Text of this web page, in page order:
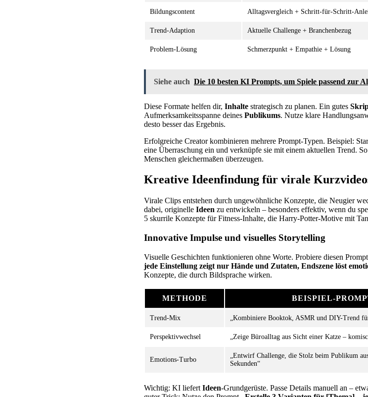
Bildungscontent Alltagsvergleich + Schritt-für-Schritt-
Trend-Adaption Aktuelle Challenge + Branchenbezug
Problem-Lösung Schmerzpunkt + Empathie + Lösung
Siehe auch Die 10 besten KI Prompts, um Spiele passend zur
Diese Formate helfen dir, Inhalte strategisch zu planen. Ein gutes
Aufmerksamkeitsspanne deines Publikums. Nutze klare
desto besser das Ergebnis.
Erfolgreiche Creator kombinieren mehrere Prompt-Typen. Beispiel:
eine Überraschung ein und verknüpfe sie mit einem aktuellen Trend. So
Menschen gleichermaßen überzeugen.
Kreative Ideenfindung für virale
Virale Clips entstehen durch ungewöhnliche Konzepte, die Neugier
dabei, originelle Ideen zu entwickeln – besonders effektiv, wenn du
5 skurrile Konzepte für Fitness-Inhalte, die Harry-Potter-Motive mit
Innovative Impulse und visuelles Storytelling
Visuelle Geschichten funktionieren ohne Worte. Probiere diesen
jede Einstellung zeigt nur Hände und Zutaten, Endszene löst
Konzepte, die durch Bildsprache wirken.
METHODE BEISPIEL-
Trend-Mix „Kombiniere Booktok, ASMR und DIY-Trend
Perspektivwechsel „Zeige Büroalltag aus Sicht einer Katze –
Emotions-Turbo
„Entwirf Challenge, die Stolz beim Publikum
Sekunden“
Wichtig: KI liefert Ideen-Grundgerüste. Passe Details manuell an –